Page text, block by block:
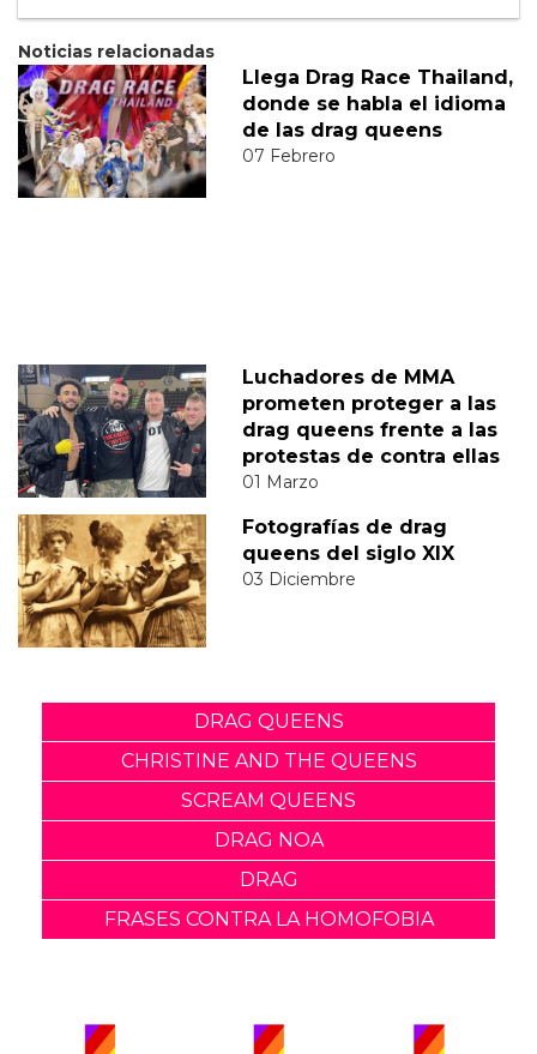
Noticias relacionadas
Llega Drag Race Thailand,
donde se habla el idioma
de las drag queens
07 Febrero
Luchadores de MMA
prometen proteger a las
drag queens frente a las
protestas de contra ellas
01 Marzo
Fotografías de drag
queens del siglo XIX
03 Diciembre
DRAG QUEENS
CHRISTINE AND THE QUEENS
SCREAM QUEENS
DRAG NOA
DRAG
FRASES CONTRA LA HOMOFOBIA